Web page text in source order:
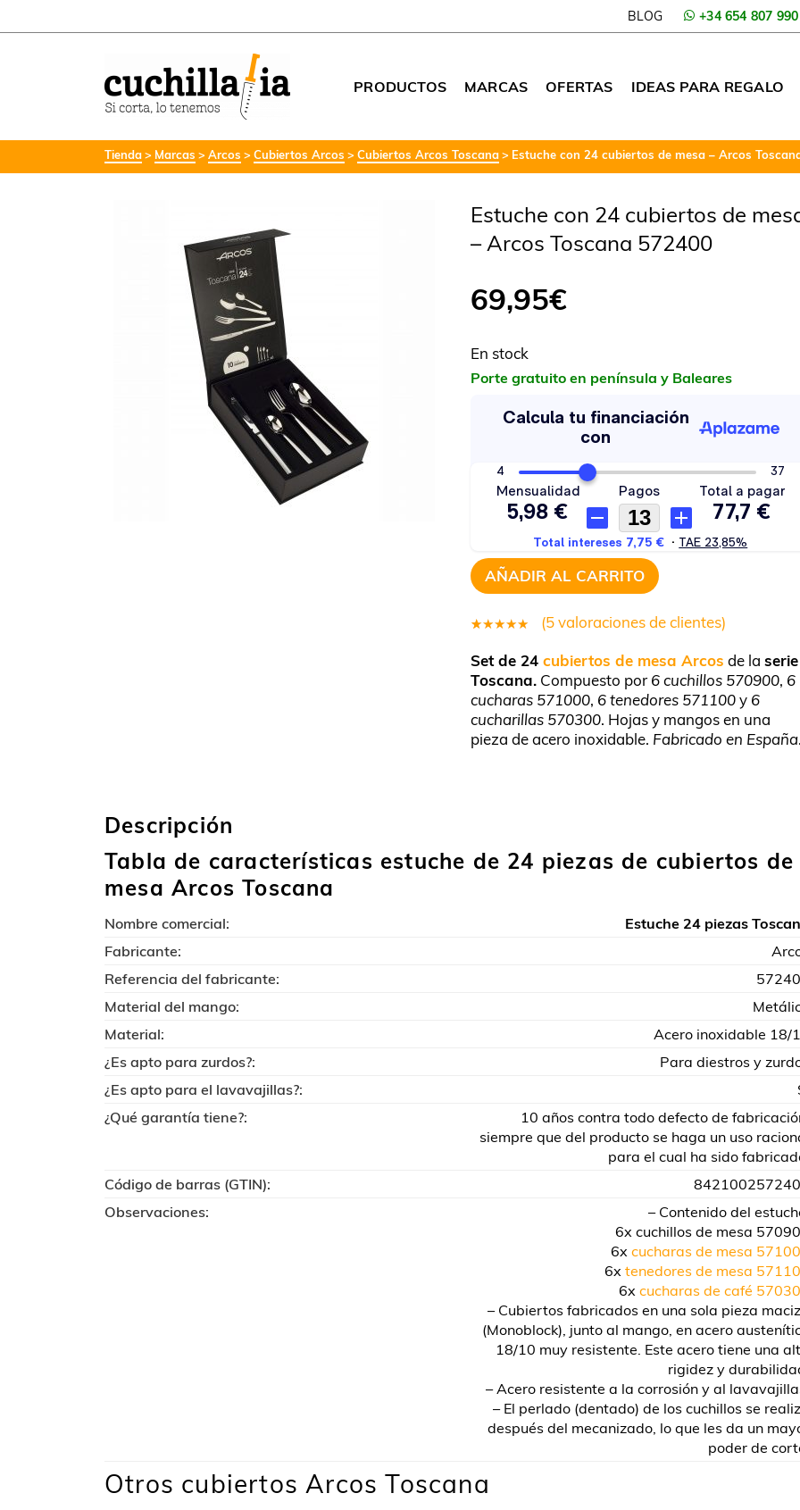
BLOG +34 654 807 990
PRODUCTOS MARCAS OFERTAS IDEAS PARA REGALO
Tienda Marcas Arcos Cubiertos Arcos Cubiertos Arcos Toscana Estuche con 24 cubiertos de mesa – Arcos
Estuche con 24 cubiertos de
– Arcos Toscana 572400
69,95€
En stock
Porte gratuito en península y Baleares
AÑADIR AL CARRITO
4.80
sobre 5
basado
en
(5valoraciones de clientes)
Set de 24cubiertos de mesa Arcos de laserie
Toscana. Compuesto por 6 cuchillos 570900, 6
cucharas 571000, 6 tenedores 571100y 6
cucharillas 570300. Hojas y mangos en una
pieza de acero inoxidable. Fabricado en España.
Descripción
Tabla de características estuche de 24 piezas de cubiertos de
mesa Arcos Toscana
Nombre comercial:
Estuche 24 piezas
Fabricante:
Referencia del fabricante:
Material del mango:
Material:
Acero inoxidable 18/
¿Es apto para zurdos?:
Para diestros y
¿Es apto para el lavavajillas?:
¿Qué garantía tiene?:
10 años contra todo defecto de
siempre que del producto se haga un uso
para el cual ha sido
Código de barras (GTIN):
Observaciones:
– Contenido del
6x cuchillos de mesa
6x cucharas de mesa
6x tenedores de mesa
6x cucharas de café
– Cubiertos fabricados en una sola pieza
(Monoblock), junto al mango, en acero
18/10 muy resistente. Este acero tiene una
rigidez y
– Acero resistente a la corrosión y al
– El perlado (dentado) de los cuchillos se
después del mecanizado, lo que les da un
poder de
Otros cubiertos Arcos Toscana